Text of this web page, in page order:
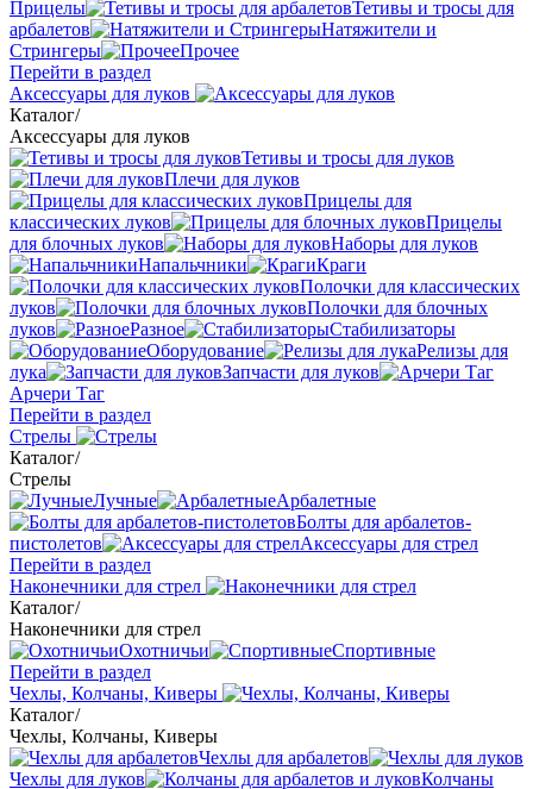
Прицелы
Тетивы и тросы для
арбалетов
Натяжители и
Стрингеры
Прочее
Перейти в раздел
Аксессуары для луков
Каталог/
Аксессуары для луков
Тетивы и тросы для луков
Плечи для луков
Прицелы для
классических луков
Прицелы
для блочных луков
Наборы для луков
Напальчники
Краги
Полочки для классических
луков
Полочки для блочных
луков
Разное
Стабилизаторы
Оборудование
Релизы для
лука
Запчасти для луков
Арчери Таг
Перейти в раздел
Стрелы
Каталог/
Стрелы
Лучные
Арбалетные
Болты для арбалетов-
пистолетов
Аксессуары для стрел
Перейти в раздел
Наконечники для стрел
Каталог/
Наконечники для стрел
Охотничьи
Спортивные
Перейти в раздел
Чехлы, Колчаны, Киверы
Каталог/
Чехлы, Колчаны, Киверы
Чехлы для арбалетов
Чехлы для луков
Колчаны